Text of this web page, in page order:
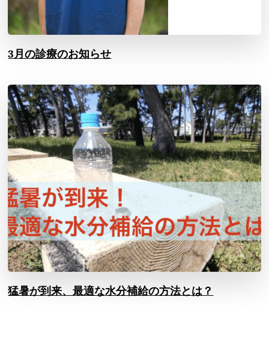
3月の診療のお知らせ
猛暑が到来、最適な水分補給の方法とは？